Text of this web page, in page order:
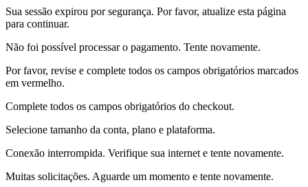
Sua sessão expirou por segurança. Por favor, atualize esta página
para continuar.
Não foi possível processar o pagamento. Tente novamente.
Por favor, revise e complete todos os campos obrigatórios marcados
em vermelho.
Complete todos os campos obrigatórios do checkout.
Selecione tamanho da conta, plano e plataforma.
Conexão interrompida. Verifique sua internet e tente novamente.
Muitas solicitações. Aguarde um momento e tente novamente.